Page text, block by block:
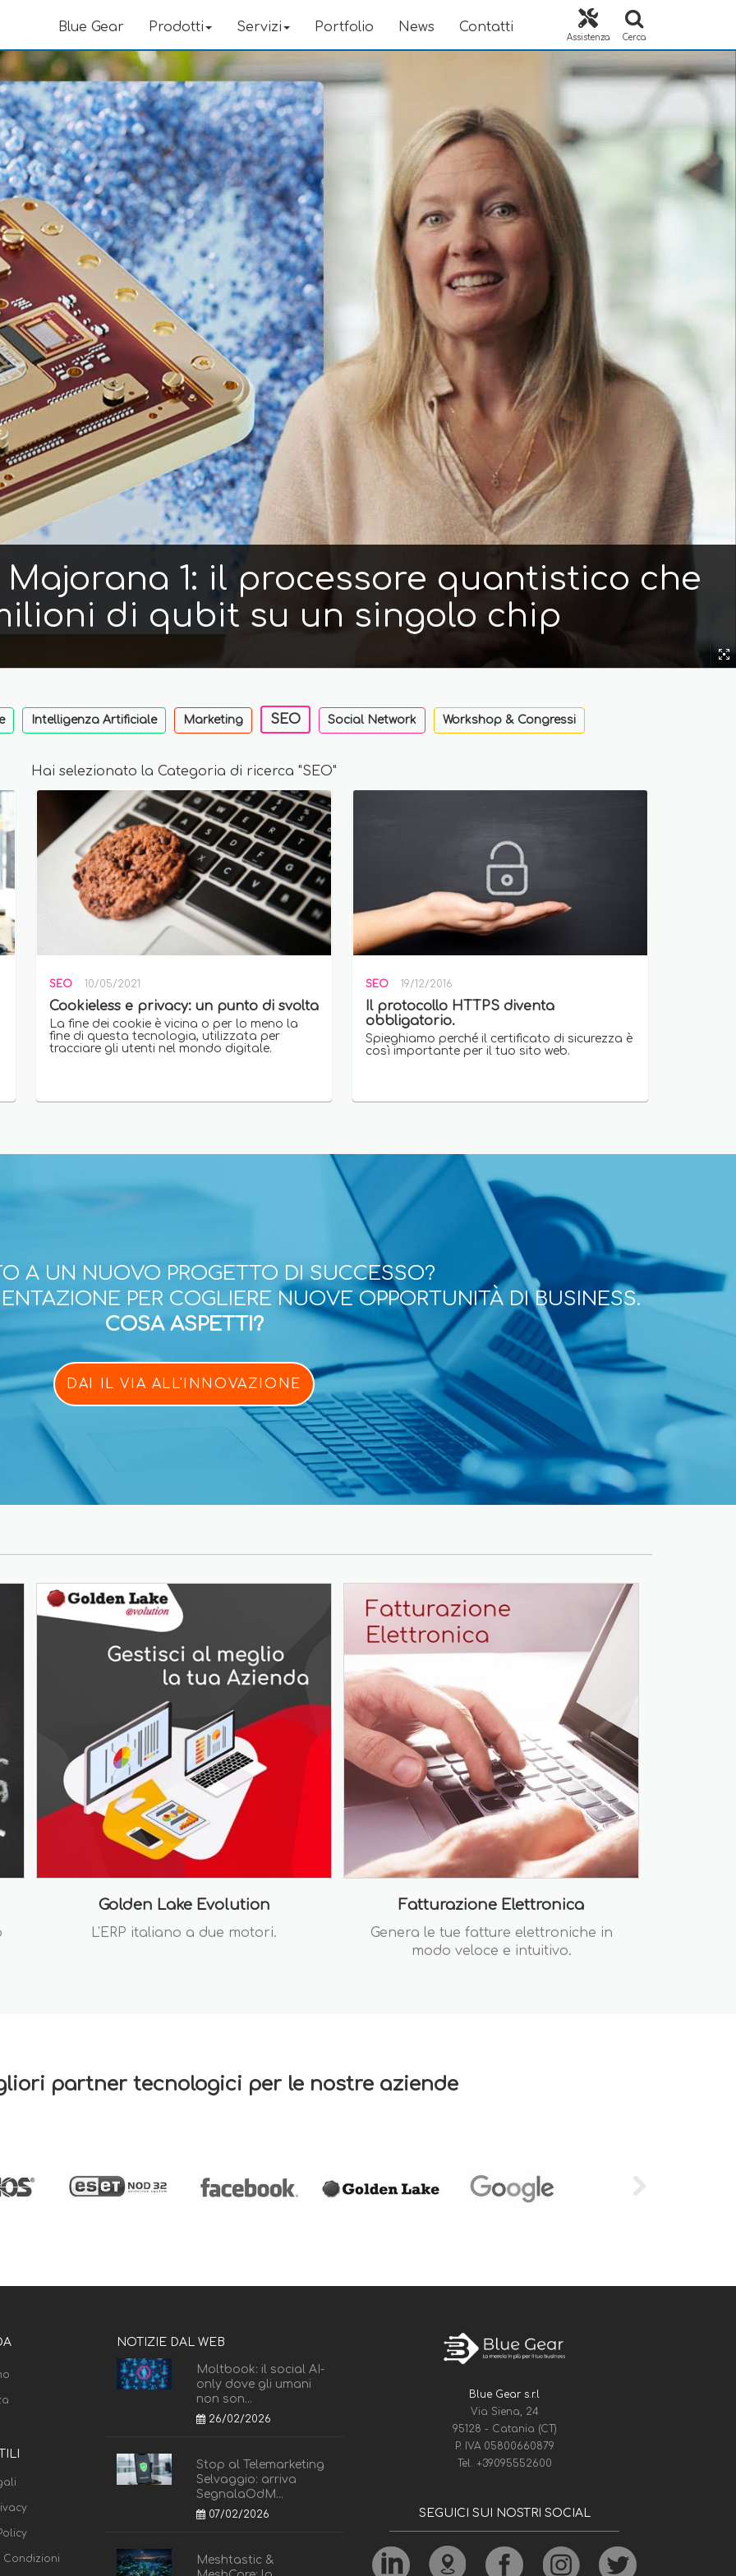
Blue Gear Prodotti Servizi Portfolio News Contatti
Assistenza Cerca
1: il processore quantistico che
di qubit su un singolo chip
Intelligenza Artificiale Marketing SEO Social Network Workshop & Congressi
Hai selezionato la Categoria di ricerca "SEO"
SEO 10/05/2021
Cookieless e privacy: un punto di svolta
La fine dei cookie è vicina o per lo meno la
fine di questa tecnologia, utilizzata per
tracciare gli utenti nel mondo digitale.
SEO 19/12/2016
Il protocollo HTTPS diventa
obbligatorio.
Spieghiamo perché il certificato di sicurezza è
così importante per il tuo sito web.
A UN NUOVO PROGETTO DI SUCCESSO?
PER COGLIERE NUOVE OPPORTUNITÀ DI BUSINESS.
COSA ASPETTI?
DAI IL VIA ALL'INNOVAZIONE
Golden Lake Evolution
L'ERP italiano a due motori.
Fatturazione Elettronica
Genera le tue fatture elettroniche in
modo veloce e intuitivo.
partner tecnologici per le nostre aziende
Condizioni
NOTIZIE DAL WEB
Moltbook: il social AI-
only dove gli umani
non son...
26/02/2026
Stop al Telemarketing
Selvaggio: arriva
SegnalaOdM...
07/02/2026
Meshtastic &
Blue Gear s.r.l
Via Siena, 24
95128 - Catania (CT)
P. IVA 05800660879
Tel. +39095552600
SEGUICI SUI NOSTRI SOCIAL